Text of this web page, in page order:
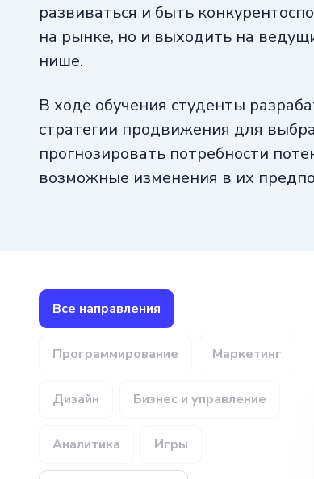
развиваться и быть
на рынке, но и выходить на
нише.
В ходе обучения студенты
стратегии продвижения для
прогнозировать потребности
возможные изменения в их
Все направления
Программирование Маркетинг
Дизайн Бизнес и управление
Аналитика Игры